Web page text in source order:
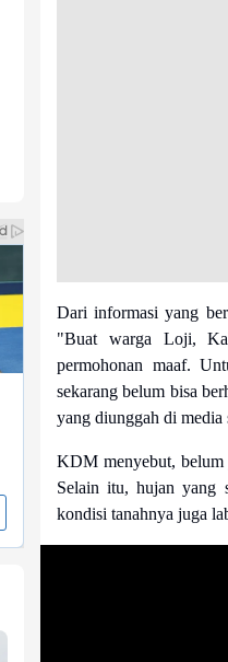
Dari informasi yang
"Buat warga Loji,
permohonan maaf.
sekarang belum bisa
yang diunggah di media
KDM menyebut, belum
Selain itu, hujan yang
kondisi tanahnya juga